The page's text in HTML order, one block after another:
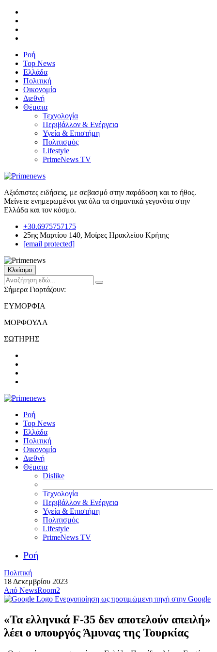
Ροή
Top News
Ελλάδα
Πολιτική
Οικονομία
Διεθνή
Θέματα
Τεχνολογία
Περιβάλλον & Ενέργεια
Υγεία & Επιστήμη
Πολιτισμός
Lifestyle
PrimeNews TV
Αξιόπιστες ειδήσεις, με σεβασμό στην παράδοση και το ήθος.
Μείνετε ενημερωμένοι για όλα τα σημαντικά γεγονότα στην
Ελλάδα και τον κόσμο.
+30.6975757175
25ης Μαρτίου 140, Μοίρες Ηρακλείου Κρήτης
[email protected]
Κλείσιμο
Σήμερα Γιορτάζουν:
ΕΥΜΟΡΦΙΑ
ΜΟΡΦΟΥΛΑ
ΣΩΤΗΡΗΣ
Ροή
Top News
Ελλάδα
Πολιτική
Οικονομία
Διεθνή
Θέματα
Dislike
Τεχνολογία
Περιβάλλον & Ενέργεια
Υγεία & Επιστήμη
Πολιτισμός
Lifestyle
PrimeNews TV
Ροή
Πολιτική
18 Δεκεμβρίου 2023
Από NewsRoom2
Ενεργοποίηση ως προτιμώμενη πηγή στην Google
«Τα ελληνικά F-35 δεν αποτελούν απειλή»
λέει ο υπουργός Άμυνας της Τουρκίας